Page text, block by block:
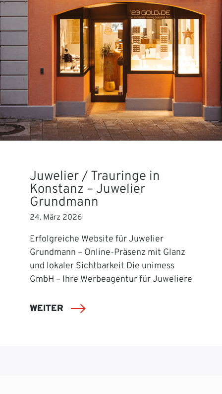
Juwelier / Trauringe in
Konstanz – Juwelier
Grundmann
24. März 2026
Erfolgreiche Website für Juwelier
Grundmann – Online-Präsenz mit Glanz
und lokaler Sichtbarkeit Die unimess
GmbH – Ihre Werbeagentur für Juweliere
WEITER